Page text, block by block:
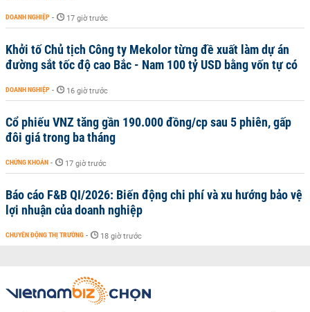
DOANH NGHIỆP - 17 giờ trước
Khởi tố Chủ tịch Công ty Mekolor từng đề xuất làm dự án
đường sắt tốc độ cao Bắc - Nam 100 tỷ USD bằng vốn tự có
DOANH NGHIỆP - 16 giờ trước
Cổ phiếu VNZ tăng gần 190.000 đồng/cp sau 5 phiên, gấp
đôi giá trong ba tháng
CHỨNG KHOÁN - 17 giờ trước
Báo cáo F&B QI/2026: Biến động chi phí và xu hướng bảo vệ
lợi nhuận của doanh nghiệp
CHUYỂN ĐỘNG THỊ TRƯỜNG - 18 giờ trước